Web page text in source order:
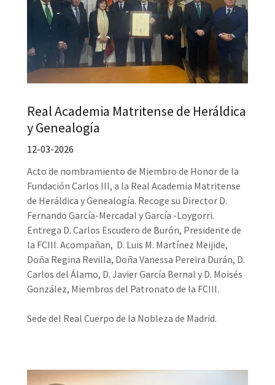
Real Academia Matritense de Heráldica
y Genealogía
12-03-2026
Acto de nombramiento de Miembro de Honor de la
Fundación Carlos III, a la Real Academia Matritense
de Heráldica y Genealogía. Recoge su Director D.
Fernando García-Mercadal y García -Loygorri.
Entrega D. Carlos Escudero de Burón, Presidente de
la FCIII. Acompañan, D. Luis M. Martínez Meijide,
Doña Regina Revilla, Doña Vanessa Pereira Durán, D.
Carlos del Álamo, D. Javier García Bernal y D. Moisés
González, Miembros del Patronato de la FCIII.
Sede del Real Cuerpo de la Nobleza de Madrid.